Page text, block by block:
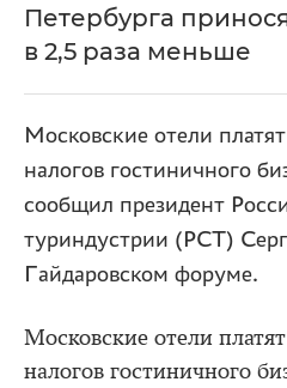
Петербурга
в 2,5 раза меньше
Московские отели
налогов гостиничного
сообщил президент
туриндустрии (РСТ)
Гайдаровском форуме.
Московские отели
налогов гостиничного